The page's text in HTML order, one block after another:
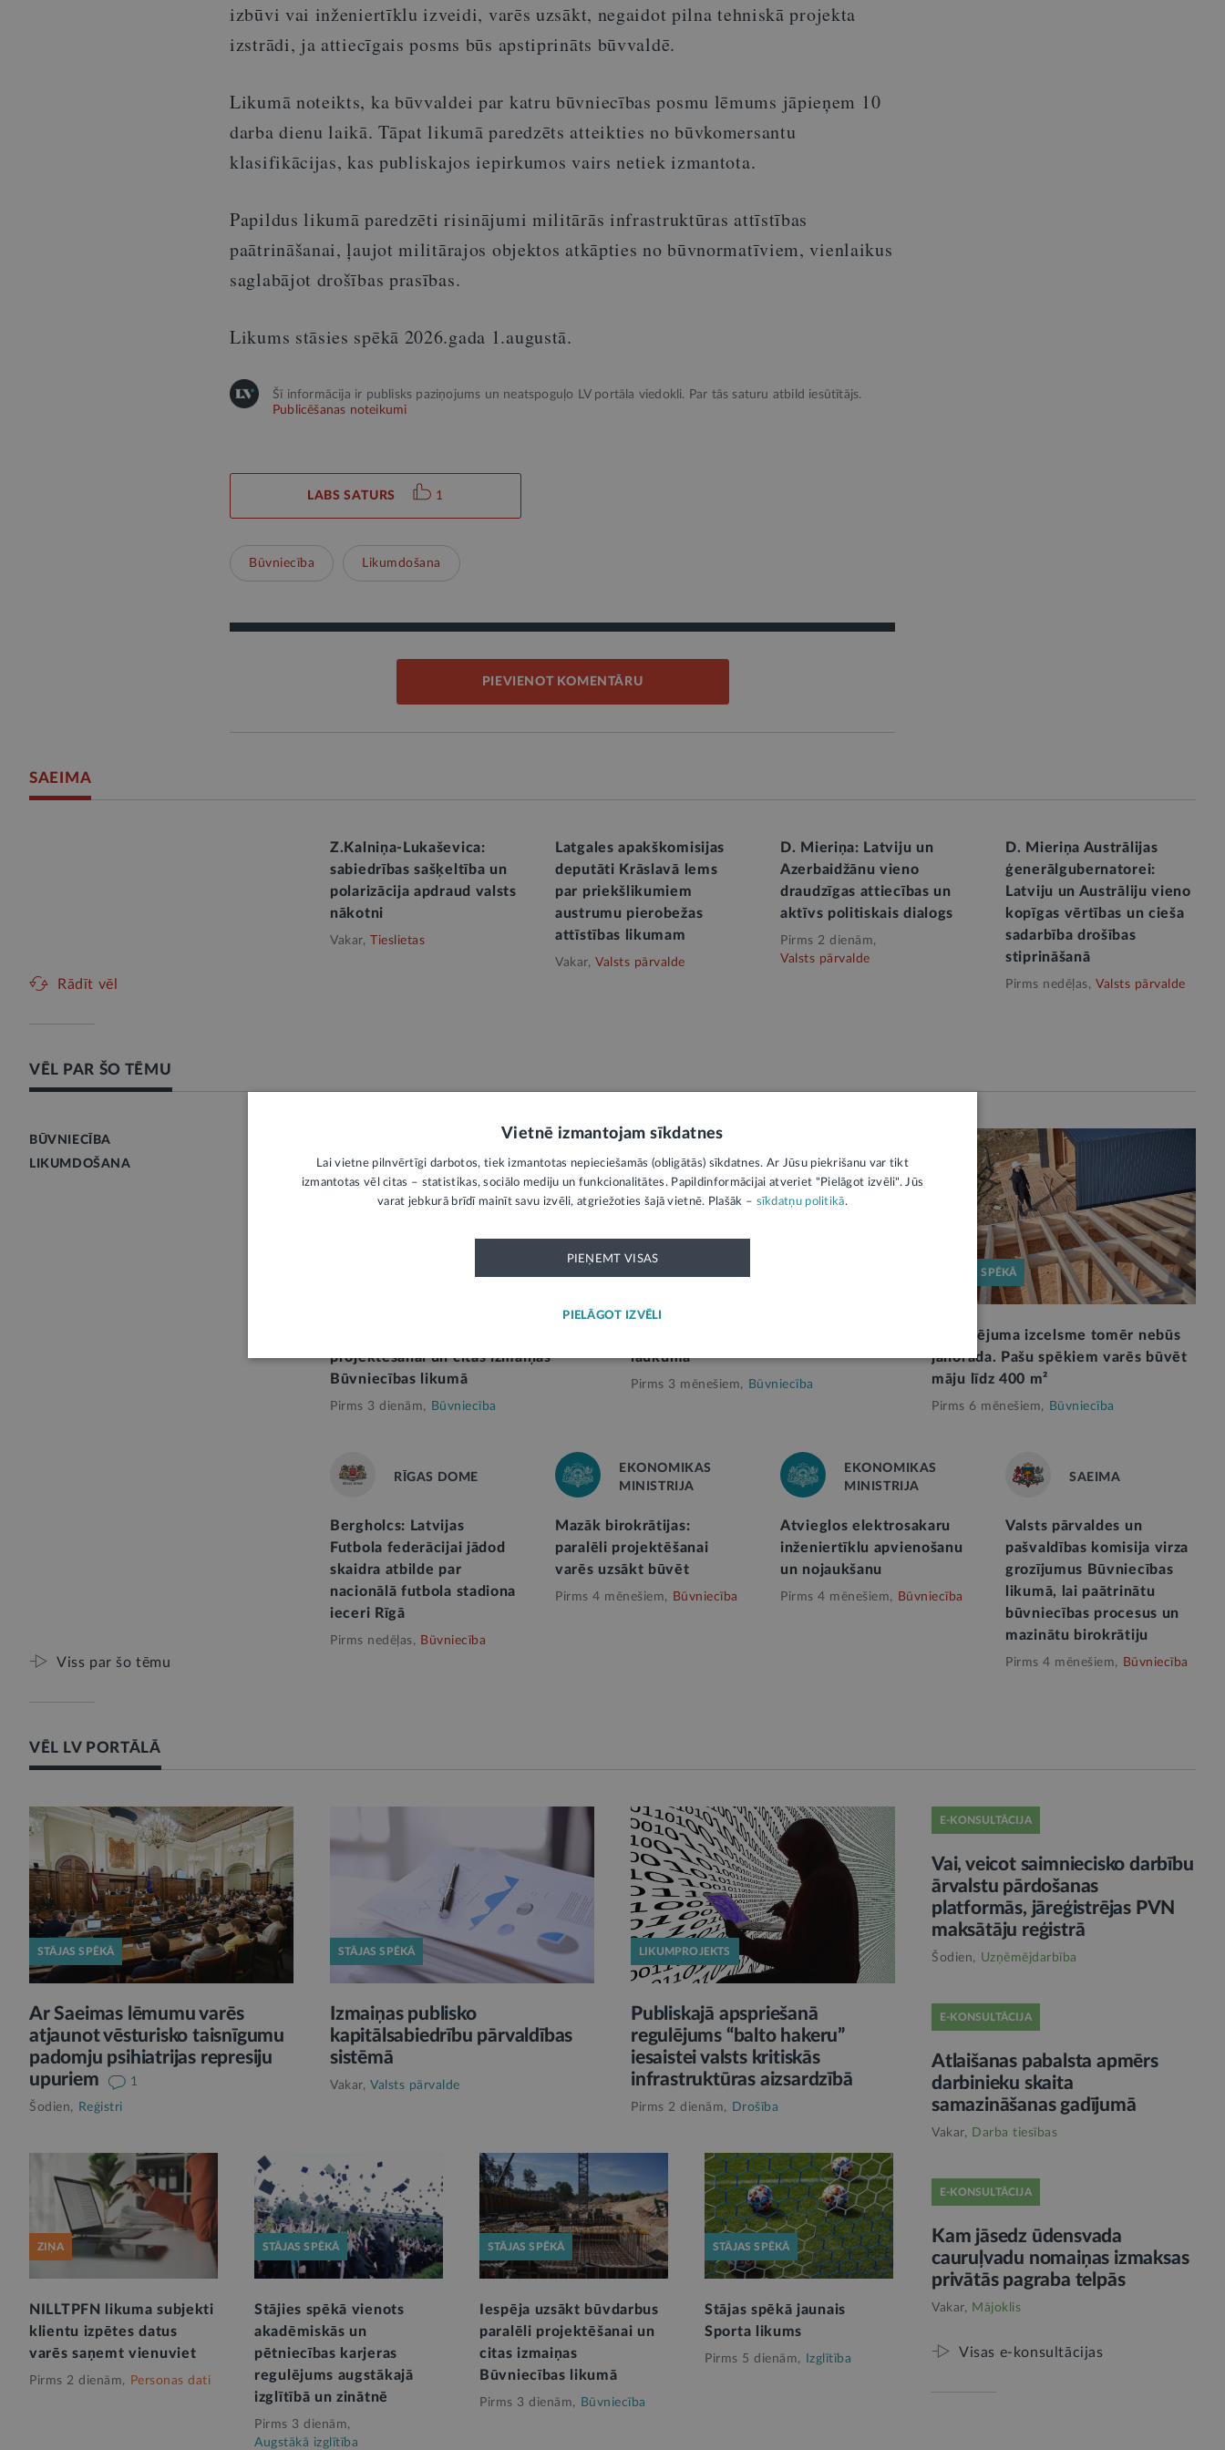
izbūvi vai inženiertīklu izveidi, varēs uzsākt, negaidot pilna tehniskā projekta
izstrādi, ja attiecīgais posms būs apstiprināts būvvaldē.
Likumā noteikts, ka būvvaldei par katru būvniecības posmu lēmums jāpieņem 10
darba dienu laikā. Tāpat likumā paredzēts atteikties no būvkomersantu
klasifikācijas, kas publiskajos iepirkumos vairs netiek izmantota.
Papildus likumā paredzēti risinājumi militārās infrastruktūras attīstības
paātrināšanai, ļaujot militārajos objektos atkāpties no būvnormatīviem, vienlaikus
saglabājot drošības prasības.
Likums stāsies spēkā 2026.gada 1.augustā.
Šī informācija ir publisks paziņojums un neatspoguļo LV portāla viedokli. Par tās saturu atbild iesūtītājs.
Publicēšanas noteikumi
LABS SATURS 1
Būvniecība Likumdošana
PIEVIENOT KOMENTĀRU
SAEIMA
Z.Kalniņa-Lukaševica:
sabiedrības sašķeltība un
polarizācija apdraud valsts
nākotni
Vakar, Tieslietas
Latgales apakškomisijas
deputāti Krāslavā lems
par priekšlikumiem
austrumu pierobežas
attīstības likumam
Vakar, Valsts pārvalde
D. Mieriņa: Latviju un
Azerbaidžānu vieno
draudzīgas attiecības un
aktīvs politiskais dialogs
Pirms 2 dienām,
Valsts pārvalde
D. Mieriņa Austrālijas
ģenerālgubernatorei:
Latviju un Austrāliju vieno
kopīgas vērtības un cieša
sadarbība drošības
stiprināšanā
Pirms nedēļas, Valsts pārvalde
Rādīt vēl
VĒL PAR ŠO TĒMU
BŪVNIECĪBA
LIKUMDOŠANA
projektēšanai un citas izmaiņas
Būvniecības likumā
Pirms 3 dienām, Būvniecība
laukumā
Pirms 3 mēnešiem, Būvniecība
STĀJAS SPĒKĀ
Finansējuma izcelsme tomēr nebūs
jānorāda. Pašu spēkiem varēs būvēt
māju līdz 400 m²
Pirms 6 mēnešiem, Būvniecība
RĪGAS DOME
Bergholcs: Latvijas
Futbola federācijai jādod
skaidra atbilde par
nacionālā futbola stadiona
ieceri Rīgā
Pirms nedēļas, Būvniecība
EKONOMIKAS
MINISTRIJA
Mazāk birokrātijas:
paralēli projektēšanai
varēs uzsākt būvēt
Pirms 4 mēnešiem, Būvniecība
EKONOMIKAS
MINISTRIJA
Atvieglos elektrosakaru
inženiertīklu apvienošanu
un nojaukšanu
Pirms 4 mēnešiem, Būvniecība
SAEIMA
Valsts pārvaldes un
pašvaldības komisija virza
grozījumus Būvniecības
likumā, lai paātrinātu
būvniecības procesus un
mazinātu birokrātiju
Pirms 4 mēnešiem, Būvniecība
Viss par šo tēmu
VĒL LV PORTĀLĀ
STĀJAS SPĒKĀ
Ar Saeimas lēmumu varēs
atjaunot vēsturisko taisnīgumu
padomju psihiatrijas represiju
upuriem
1
Šodien,
Reģistri
STĀJAS SPĒKĀ
Izmaiņas publisko
kapitālsabiedrību pārvaldības
sistēmā
Vakar, Valsts pārvalde
LIKUMPROJEKTS
Publiskajā apspriešanā
regulējums “balto hakeru”
iesaistei valsts kritiskās
infrastruktūras aizsardzībā
Pirms 2 dienām, Drošība
ZIŅA
NILLTPFN likuma subjekti
klientu izpētes datus
varēs saņemt vienuviet
Pirms 2 dienām, Personas dati
STĀJAS SPĒKĀ
Stājies spēkā vienots
akadēmiskās un
pētniecības karjeras
regulējums augstākajā
izglītībā un zinātnē
Pirms 3 dienām,
Augstākā izglītība
STĀJAS SPĒKĀ
Iespēja uzsākt būvdarbus
paralēli projektēšanai un
citas izmaiņas
Būvniecības likumā
Pirms 3 dienām, Būvniecība
STĀJAS SPĒKĀ
Stājas spēkā jaunais
Sporta likums
Pirms 5 dienām, Izglītība
E-KONSULTĀCIJA
Vai, veicot saimniecisko darbību
ārvalstu pārdošanas
platformās, jāreģistrējas PVN
maksātāju reģistrā
Šodien, Uzņēmējdarbība
E-KONSULTĀCIJA
Atlaišanas pabalsta apmērs
darbinieku skaita
samazināšanas gadījumā
Vakar, Darba tiesības
E-KONSULTĀCIJA
Kam jāsedz ūdensvada
cauruļvadu nomaiņas izmaksas
privātās pagraba telpās
Vakar, Mājoklis
Visas e-konsultācijas
Vietnē izmantojam sīkdatnes
Lai vietne pilnvērtīgi darbotos, tiek izmantotas nepieciešamās (obligātās) sīkdatnes. Ar Jūsu piekrišanu var tikt
izmantotas vēl citas – statistikas, sociālo mediju un funkcionalitātes. Papildinformācijai atveriet "Pielāgot izvēli". Jūs
varat jebkurā brīdī mainīt savu izvēli, atgriežoties šajā vietnē. Plašāk – sīkdatņu politikā.
PIEŅEMT VISAS
PIELĀGOT IZVĒLI